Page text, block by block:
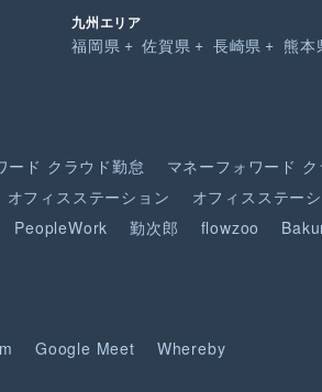
九州エリア
福岡県 佐賀県 長崎県 熊本
ード クラウド勤怠 マネーフォワード
オフィスステーション オフィスステー
PeopleWork 勤次郎 flowzoo
Google Meet Whereby